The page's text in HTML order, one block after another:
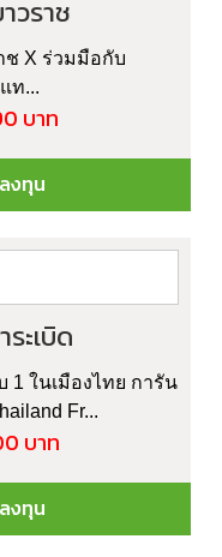
วราช
ช X ร่วมมือกับ
ท...
บาท
งทุน
ะเบิด
1 ในเมืองไทย การัน
Fr...
บาท
งทุน